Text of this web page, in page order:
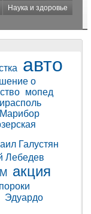
Наука и здоровье
авто
о
мопед
Марибор
Галустян
Лебедев
акция
пороки
Эдуардо